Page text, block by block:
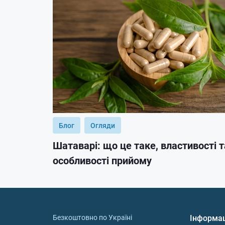
Блог Огляди
Шатаварі: що це таке, властивості
особливості прийому
Безкоштовно по Україні